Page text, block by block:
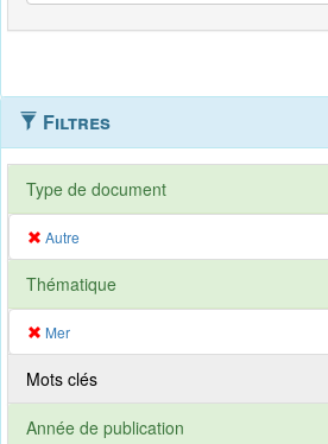
Filtres
Type de document
Autre
Thématique
Mer
Mots clés
Année de publication